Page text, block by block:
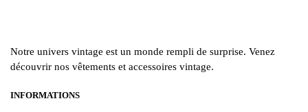
Notre univers vintage est un monde rempli de surprise. Venez
découvrir nos vêtements et accessoires vintage.
INFORMATIONS